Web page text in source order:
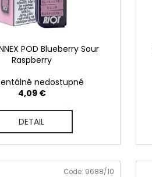
POD Blueberry Sour
Raspberry
nedostupné
4,09 €
DETAIL
Code: 9688/10